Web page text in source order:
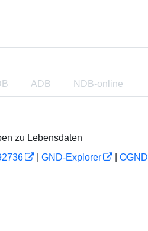
ADB NDB-online
zu Lebensdaten
GND-Explorer OGND